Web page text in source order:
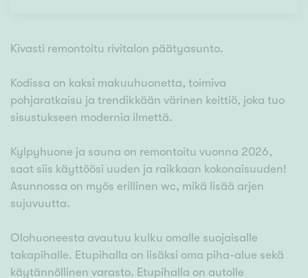
Kivasti remontoitu rivitalon päätyasunto.
Kodissa on kaksi makuuhuonetta, toimiva
pohjaratkaisu ja trendikkään värinen keittiö, joka tuo
sisustukseen modernia ilmettä.
Kylpyhuone ja sauna on remontoitu vuonna 2026,
saat siis käyttöösi uuden ja raikkaan kokonaisuuden!
Asunnossa on myös erillinen wc, mikä lisää arjen
sujuvuutta.
Olohuoneesta avautuu kulku omalle suojaisalle
takapihalle. Etupihalla on lisäksi oma piha-alue sekä
käytännöllinen varasto. Etupihalla on autolle